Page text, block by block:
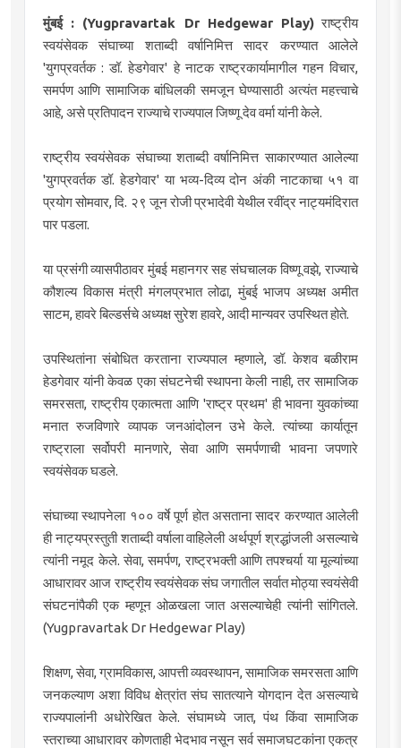
मुंबई : (Yugpravartak Dr Hedgewar Play)राष्ट्रीय
स्वयंसेवक संघाच्या शताब्दी वर्षानिमित्त सादर करण्यात आलेले
'युगप्रवर्तक : डॉ. हेडगेवार' हे नाटक राष्ट्रकार्यामागील गहन विचार,
समर्पण आणि सामाजिक बांधिलकी समजून घेण्यासाठी अत्यंत महत्त्वाचे
आहे, असे प्रतिपादन राज्याचे राज्यपाल जिष्णू देव वर्मा यांनी केले.
राष्ट्रीय स्वयंसेवक संघाच्या शताब्दी वर्षानिमित्त साकारण्यात आलेल्या
'युगप्रवर्तक डॉ. हेडगेवार' या भव्य-दिव्य दोन अंकी नाटकाचा ५१ वा
प्रयोग सोमवार, दि. २९ जून रोजी प्रभादेवी येथील रवींद्र नाट्यमंदिरात
पार पडला.
या प्रसंगी व्यासपीठावर मुंबई महानगर सह संघचालक विष्णू वझे, राज्याचे
कौशल्य विकास मंत्री मंगलप्रभात लोढा, मुंबई भाजप अध्यक्ष अमीत
साटम, हावरे बिल्डर्सचे अध्यक्ष सुरेश हावरे, आदी मान्यवर उपस्थित होते.
उपस्थितांना संबोधित करताना राज्यपाल म्हणाले, डॉ. केशव बळीराम
हेडगेवार यांनी केवळ एका संघटनेची स्थापना केली नाही, तर सामाजिक
समरसता, राष्ट्रीय एकात्मता आणि 'राष्ट्र प्रथम' ही भावना युवकांच्या
मनात रुजविणारे व्यापक जनआंदोलन उभे केले. त्यांच्या कार्यातून
राष्ट्राला सर्वोपरी मानणारे, सेवा आणि समर्पणाची भावना जपणारे
स्वयंसेवक घडले.
संघाच्या स्थापनेला १०० वर्षे पूर्ण होत असताना सादर करण्यात आलेली
ही नाट्यप्रस्तुती शताब्दी वर्षाला वाहिलेली अर्थपूर्ण श्रद्धांजली असल्याचे
त्यांनी नमूद केले. सेवा, समर्पण, राष्ट्रभक्ती आणि तपश्चर्या या मूल्यांच्या
आधारावर आज राष्ट्रीय स्वयंसेवक संघ जगातील सर्वात मोठ्या स्वयंसेवी
संघटनांपैकी एक म्हणून ओळखला जात असल्याचेही त्यांनी सांगितले.
(Yugpravartak Dr Hedgewar Play)
शिक्षण, सेवा, ग्रामविकास, आपत्ती व्यवस्थापन, सामाजिक समरसता आणि
जनकल्याण अशा विविध क्षेत्रांत संघ सातत्याने योगदान देत असल्याचे
राज्यपालांनी अधोरेखित केले. संघामध्ये जात, पंथ किंवा सामाजिक
स्तराच्या आधारावर कोणताही भेदभाव नसून सर्व समाजघटकांना एकत्र